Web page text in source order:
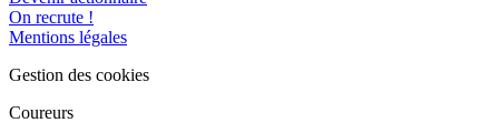
On recrute !
Mentions légales
Gestion des cookies
Coureurs